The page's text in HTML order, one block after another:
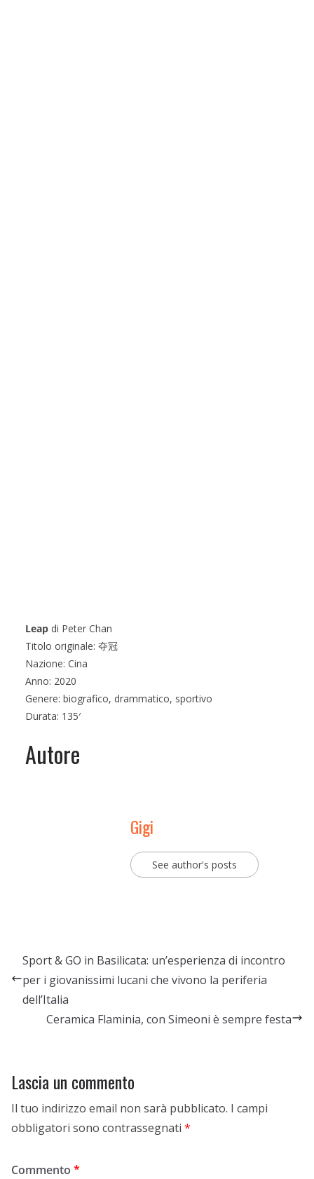
Leap di Peter Chan
Titolo originale: 夺冠
Nazione: Cina
Anno: 2020
Genere: biografico, drammatico, sportivo
Durata: 135′
Autore
Gigi
See author's posts
Sport & GO in Basilicata: un’esperienza di incontro
per i giovanissimi lucani che vivono la periferia
dell’Italia
Ceramica Flaminia, con Simeoni è sempre festa
Lascia un commento
Il tuo indirizzo email non sarà pubblicato. I campi
obbligatori sono contrassegnati *
Commento *